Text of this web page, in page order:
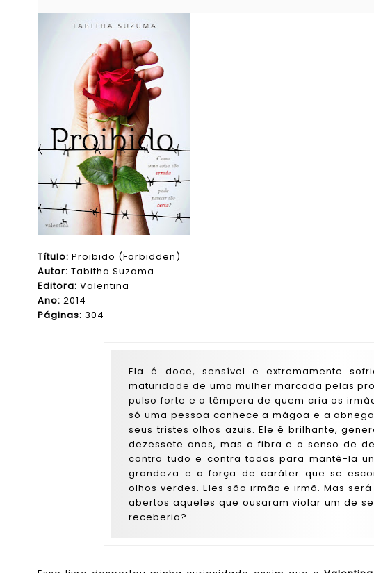
Título: Proibido (Forbidden)
Autor: Tabitha Suzama
Editora: Valentina
Ano: 2014
Páginas: 304
Ela é doce, sensível e extremamente
maturidade de uma mulher marcada pelas
pulso forte e a têmpera de quem cria os
só uma pessoa conhece a mágoa e a
seus tristes olhos azuis. Ele é brilhante,
dezessete anos, mas a fibra e o senso de
contra tudo e contra todos para mantê-la
grandeza e a força de caráter que se
olhos verdes. Eles são irmão e irmã. Mas
abertos aqueles que ousaram violar um de
receberia?